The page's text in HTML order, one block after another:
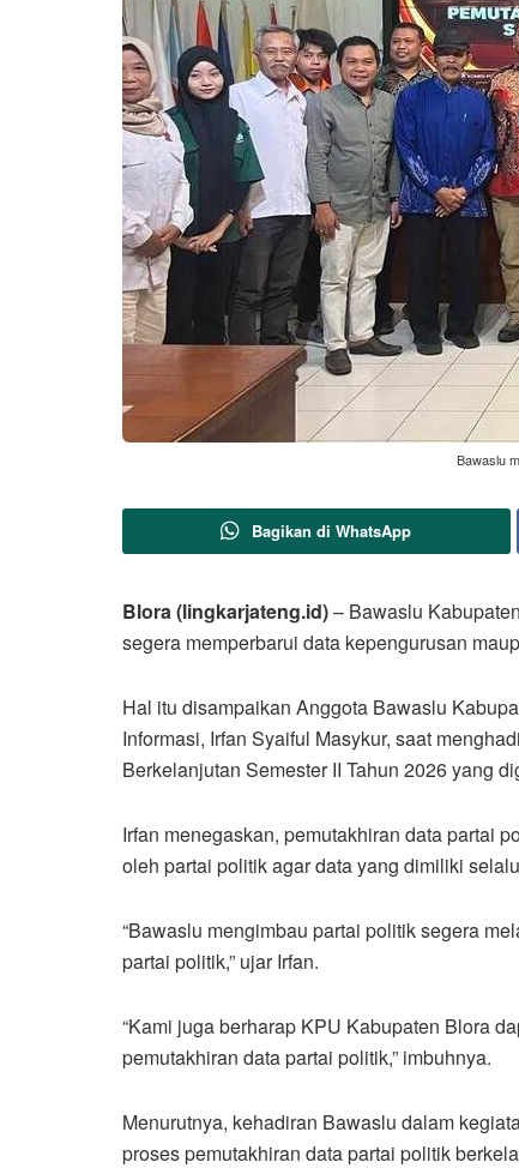
Bawaslu
Bagikan di WhatsApp
Blora (lingkarjateng.id)– Bawaslu
segera memperbarui data kepengurusan
Hal itu disampaikan Anggota Bawaslu
Informasi, Irfan Syaiful Masykur, saat
Berkelanjutan Semester II Tahun 2026 yang
Irfan menegaskan, pemutakhiran data partai
oleh partai politik agar data yang dimiliki
“Bawaslu mengimbau partai politik segera
partai politik,” ujar Irfan.
“Kami juga berharap KPU Kabupaten Blora
pemutakhiran data partai politik,” imbuhnya.
Menurutnya, kehadiran Bawaslu dalam
proses pemutakhiran data partai politik